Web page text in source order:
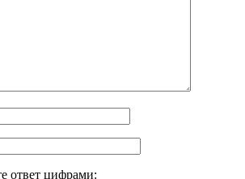
ответ цифрами: